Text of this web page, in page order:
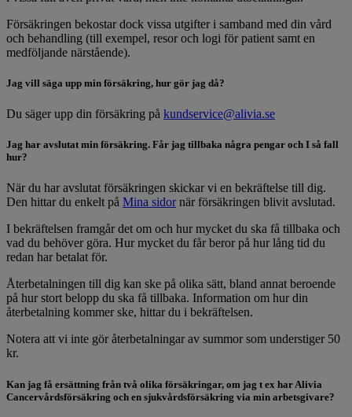
Försäkringen bekostar dock vissa utgifter i samband med din vård
och behandling (till exempel, resor och logi för patient samt en
medföljande närstående).
Jag vill säga upp min försäkring, hur gör jag då?
Du säger upp din försäkring på kundservice@alivia.se
Jag har avslutat min försäkring. Får jag tillbaka några pengar och I så fall
hur?
När du har avslutat försäkringen skickar vi en bekräftelse till dig.
Den hittar du enkelt på Mina sidor när försäkringen blivit avslutad.
I bekräftelsen framgår det om och hur mycket du ska få tillbaka och
vad du behöver göra. Hur mycket du får beror på hur lång tid du
redan har betalat för.
Återbetalningen till dig kan ske på olika sätt, bland annat beroende
på hur stort belopp du ska få tillbaka. Information om hur din
återbetalning kommer ske, hittar du i bekräftelsen.
Notera att vi inte gör återbetalningar av summor som understiger 50
kr.
Kan jag få ersättning från två olika försäkringar, om jag t ex har Alivia
Cancervårdsförsäkring och en sjukvårdsförsäkring via min arbetsgivare?